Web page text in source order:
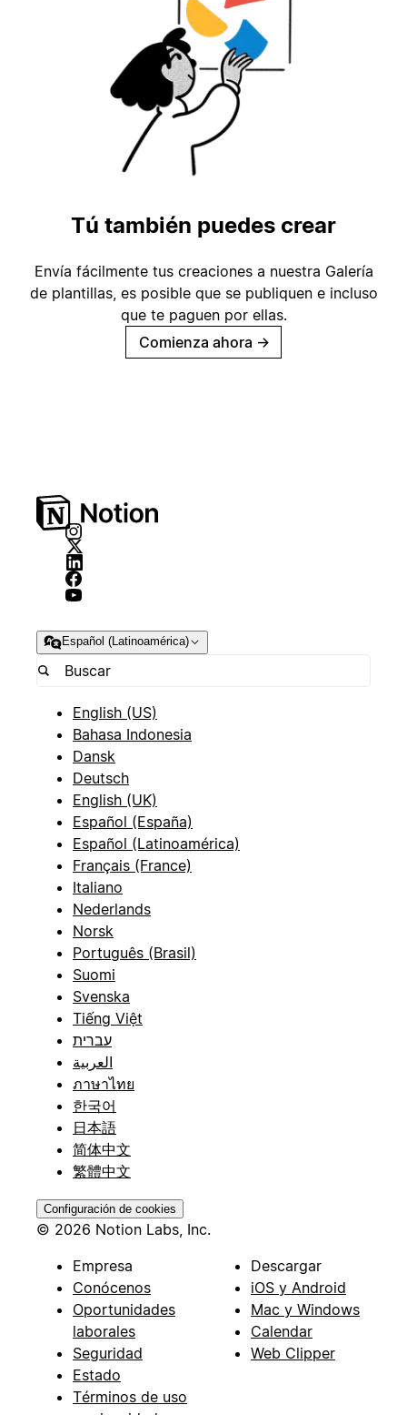
Tú también puedes crear
Envía fácilmente tus creaciones a nuestra Galería
de plantillas, es posible que se publiquen e incluso
que te paguen por ellas.
Comienza ahora →
Español (Latinoamérica)
English (US)
Bahasa Indonesia
Dansk
Deutsch
English (UK)
Español (España)
Español (Latinoamérica)
Français (France)
Italiano
Nederlands
Norsk
Português (Brasil)
Suomi
Svenska
Tiếng Việt
עברית
العربية
ภาษาไทย
한국어
日本語
简体中文
繁體中文
Configuración de cookies
© 2026 Notion Labs, Inc.
Empresa
Conócenos
Oportunidades
laborales
Seguridad
Estado
Términos de uso
Descargar
iOS y Android
Mac y Windows
Calendar
Web Clipper